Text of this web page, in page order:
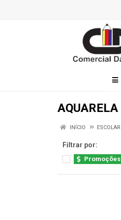
AQUARELA
INÍCIO ESCOLAR
Filtrar por:
Promoções